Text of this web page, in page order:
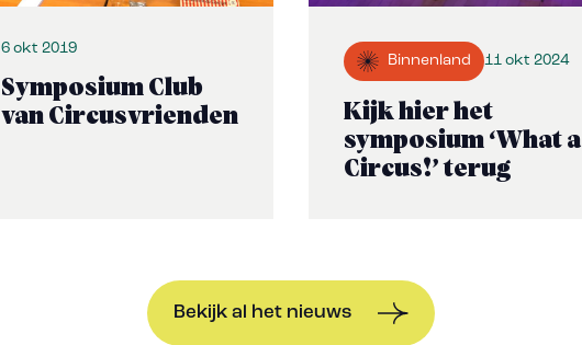
6 okt 2019
Symposium Club
van Circusvrienden
Binnenland 11 okt 2024
Kijk hier het
symposium ‘What a
Circus!’ terug
Bekijk al het nieuws